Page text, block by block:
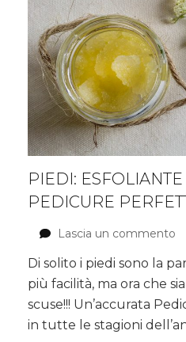
PIEDI:
PEDICURE
Lascia un commento
Di solito i piedi sono la
più facilità, ma ora che
scuse!!! Un’accurata
in tutte le stagioni